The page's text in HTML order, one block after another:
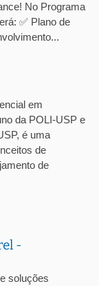
No Programa
✅ Plano de
em
da POLI-USP e
é uma
de
de
-
soluções